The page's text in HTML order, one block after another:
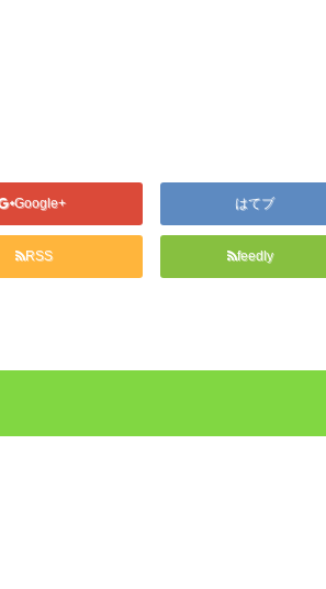
Google+ はてブ
RSS feedly